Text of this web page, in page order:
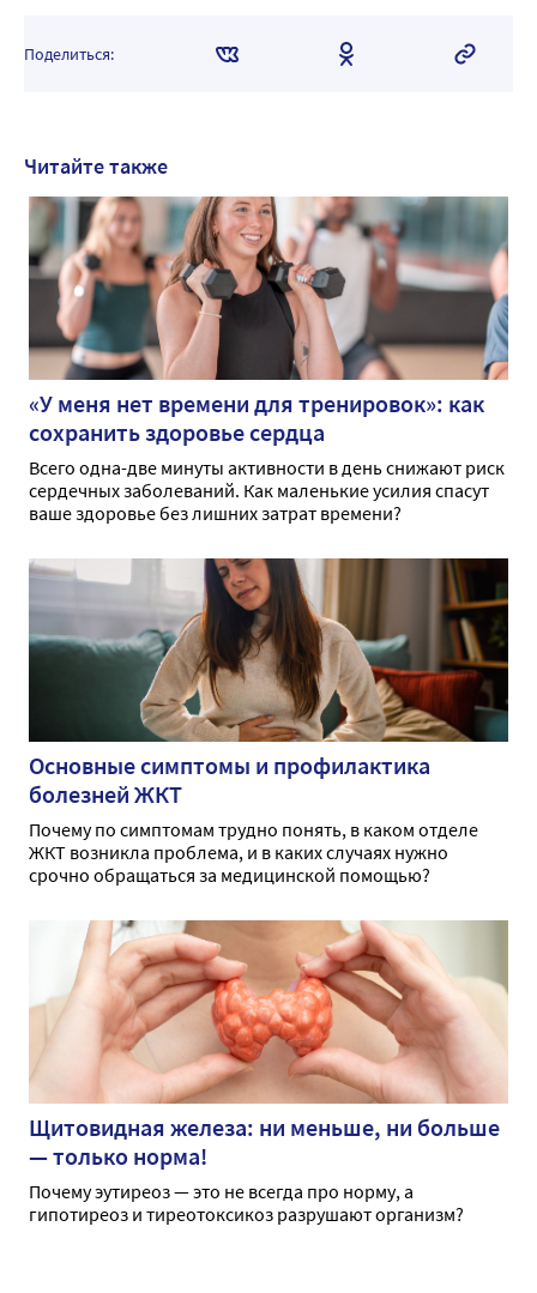
Поделиться:
Читайте также
«У меня нет времени для тренировок»: как
сохранить здоровье сердца
Всего одна-две минуты активности в день снижают риск
сердечных заболеваний. Как маленькие усилия спасут
ваше здоровье без лишних затрат времени?
Основные симптомы и профилактика
болезней ЖКТ
Почему по симптомам трудно понять, в каком отделе
ЖКТ возникла проблема, и в каких случаях нужно
срочно обращаться за медицинской помощью?
Щитовидная железа: ни меньше, ни больше
— только норма!
Почему эутиреоз — это не всегда про норму, а
гипотиреоз и тиреотоксикоз разрушают организм?